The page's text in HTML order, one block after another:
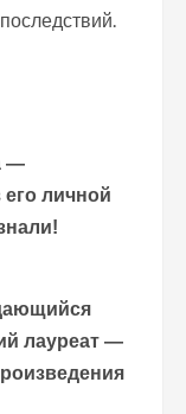
—
личной
лауреат —